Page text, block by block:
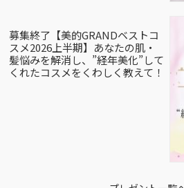
募集終了【美的GRANDベストコ
スメ2026上半期】あなたの肌・
髪悩みを解消し、”経年美化”して
くれたコスメをくわしく教えて！